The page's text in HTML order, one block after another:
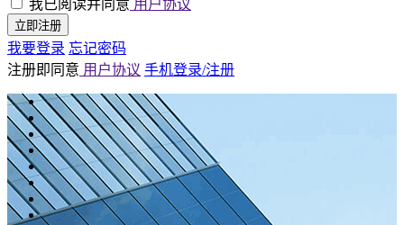
我已阅读并同意 用户协议
立即注册
我要登录 忘记密码
注册即同意 用户协议 手机登录/注册